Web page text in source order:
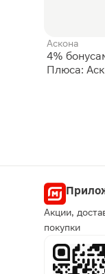
Аскона
4%
Плюса:
Акции,
покупки